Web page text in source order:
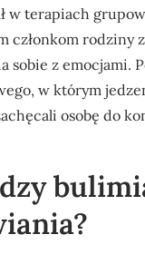
w terapiach
członkom
sobie z emocjami.
w którym
osobę do